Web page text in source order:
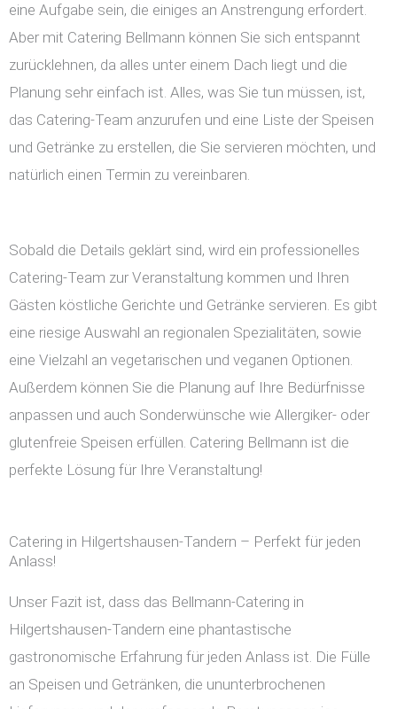
eine Aufgabe sein, die einiges an Anstrengung erfordert.
Aber mit Catering Bellmann können Sie sich entspannt
zurücklehnen, da alles unter einem Dach liegt und die
Planung sehr einfach ist. Alles, was Sie tun müssen, ist,
das Catering-Team anzurufen und eine Liste der Speisen
und Getränke zu erstellen, die Sie servieren möchten, und
natürlich einen Termin zu vereinbaren.
Sobald die Details geklärt sind, wird ein professionelles
Catering-Team zur Veranstaltung kommen und Ihren
Gästen köstliche Gerichte und Getränke servieren. Es gibt
eine riesige Auswahl an regionalen Spezialitäten, sowie
eine Vielzahl an vegetarischen und veganen Optionen.
Außerdem können Sie die Planung auf Ihre Bedürfnisse
anpassen und auch Sonderwünsche wie Allergiker- oder
glutenfreie Speisen erfüllen. Catering Bellmann ist die
perfekte Lösung für Ihre Veranstaltung!
Catering in Hilgertshausen-Tandern – Perfekt für jeden
Anlass!
Unser Fazit ist, dass das Bellmann-Catering in
Hilgertshausen-Tandern eine phantastische
gastronomische Erfahrung für jeden Anlass ist. Die Fülle
an Speisen und Getränken, die ununterbrochenen